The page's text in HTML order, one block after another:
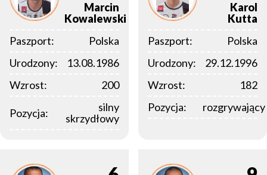
Marcin
Kowalewski
Paszport:
Polska
Urodzony:
13.08.1986
Wzrost:
200
Pozycja:
silny
skrzydłowy
Karol
Kutta
Paszport:
Polska
Urodzony:
29.12.1996
Wzrost:
182
Pozycja:
rozgrywający